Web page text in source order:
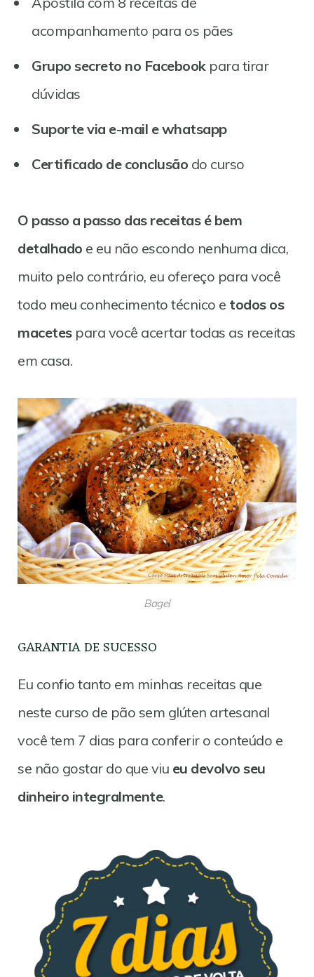
acompanhamento para os pães
Grupo secreto no Facebookpara tirar
dúvidas
Suporte via e-mail e whatsapp
Certificado de conclusão do curso
O passo a passo das receitas é bem
detalhado e eu não escondo nenhuma dica,
muito pelo contrário, eu ofereço para você
todo meu conhecimento técnico e todos os
macetespara você acertar todas as receitas
em casa.
Bagel
GARANTIA DE SUCESSO
Eu confio tanto em minhas receitas que
neste curso de pão sem glúten artesanal
você tem 7 dias para conferir o conteúdo e
se não gostar do que viu eu devolvo seu
dinheiro integralmente.